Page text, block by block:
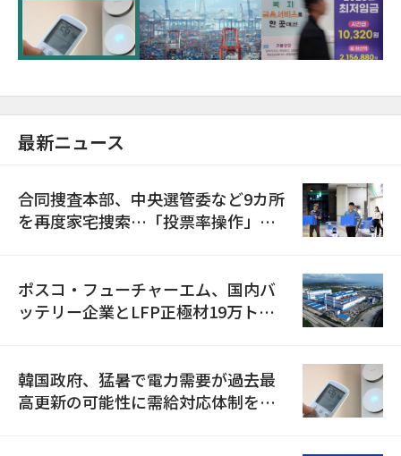
に需給対応体制を点検
最新ニュース
合同捜査本部、中央選管委など9カ所
を再度家宅捜索…「投票率操作」の
ポスコ・フューチャーエム、国内バ
ッテリー企業とLFP正極材19万トン
韓国政府、猛暑で電力需要が過去最
高更新の可能性に需給対応体制を点